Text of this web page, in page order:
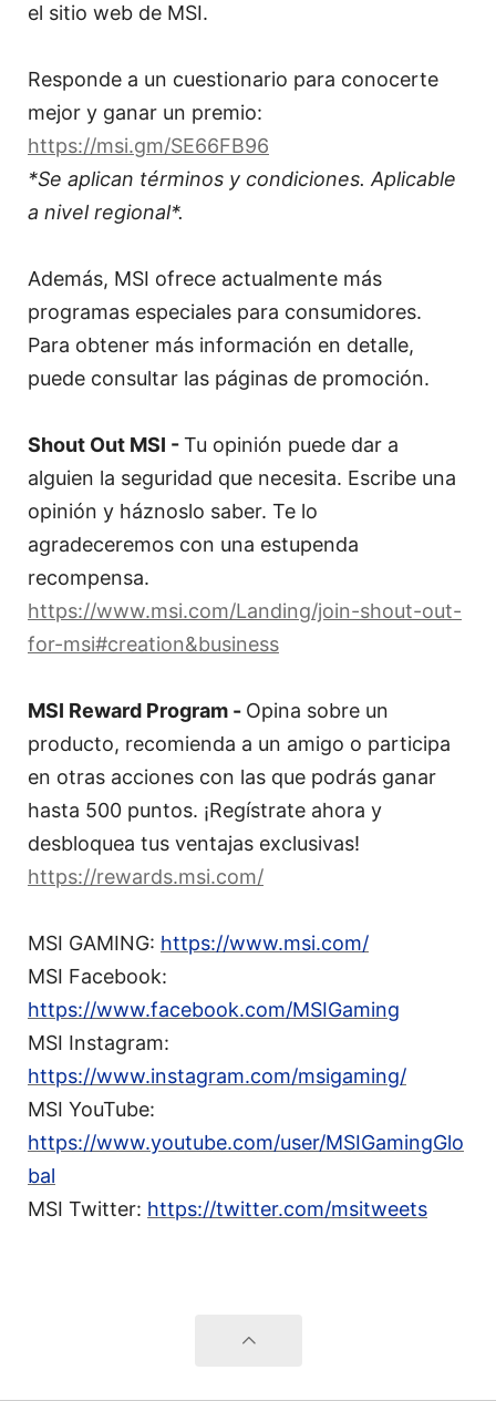
el sitio web de MSI.
Responde a un cuestionario para conocerte
mejor y ganar un premio:
https://msi.gm/SE66FB96
*Se aplican términos y condiciones. Aplicable
a nivel regional*.
Además, MSI ofrece actualmente más
programas especiales para consumidores.
Para obtener más información en detalle,
puede consultar las páginas de promoción.
Shout Out MSI -Tu opinión puede dar a
alguien la seguridad que necesita. Escribe una
opinión y háznoslo saber. Te lo
agradeceremos con una estupenda
recompensa.
https://www.msi.com/Landing/join-shout-out-
for-msi#creation&business
MSI Reward Program - Opina sobre un
producto, recomienda a un amigo o participa
en otras acciones con las que podrás ganar
hasta 500 puntos. ¡Regístrate ahora y
desbloquea tus ventajas exclusivas!
https://rewards.msi.com/
MSI GAMING: https://www.msi.com/
MSI Facebook:
https://www.facebook.com/MSIGaming
MSI Instagram:
https://www.instagram.com/msigaming/
MSI YouTube:
https://www.youtube.com/user/MSIGamingGlo
bal
MSI Twitter: https://twitter.com/msitweets